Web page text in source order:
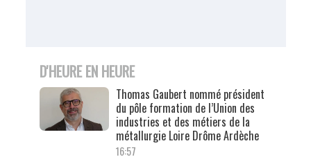
D'HEURE EN HEURE
Thomas Gaubert nommé président
du pôle formation de l’Union des
industries et des métiers de la
métallurgie Loire Drôme Ardèche
16:57